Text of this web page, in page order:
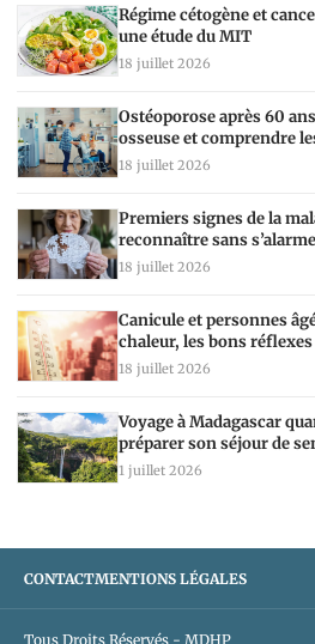
Régime cétogène et
une étude du MIT
18 juillet 2026
Ostéoporose après 60
osseuse et comprendre
18 juillet 2026
Premiers signes de la
reconnaître sans
18 juillet 2026
Canicule et personnes
chaleur, les bons réflexes
18 juillet 2026
Voyage à Madagascar
préparer son séjour de
1 juillet 2026
CONTACTMENTIONS LÉGALES
Tous Droits Réservés - MDHP